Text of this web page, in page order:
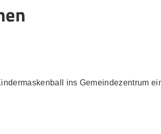
ins Gemeindezentrum